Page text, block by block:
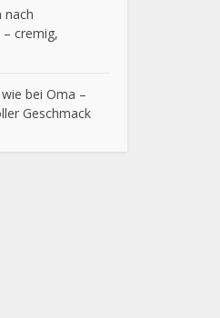
nach
cremig,
bei Oma –
Geschmack